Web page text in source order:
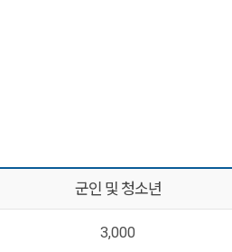
군인 및 청소년
3,000